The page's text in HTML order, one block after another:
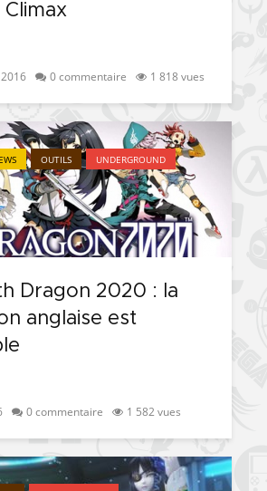
Climax
0 commentaire 1 818 vues
OUTILS UNDERGROUND
Dragon 2020 : la
anglaise est
0 commentaire 1 582 vues